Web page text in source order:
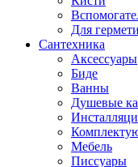
Для
Сантехника
Аксессуары
Биде
Ванны
Душевые
Мебель
Писсуары